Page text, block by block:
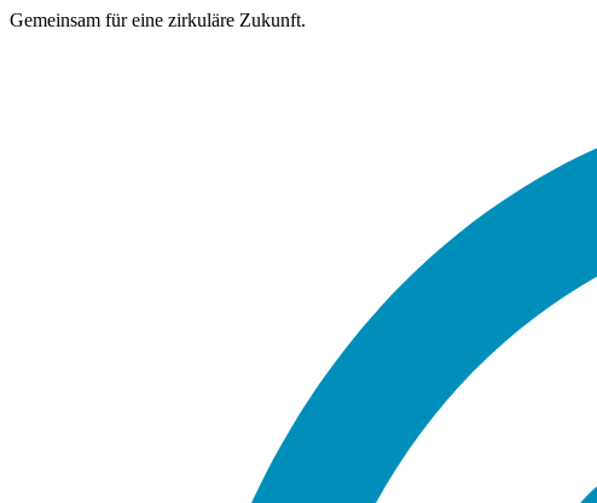
Gemeinsam für eine zirkuläre Zukunft.